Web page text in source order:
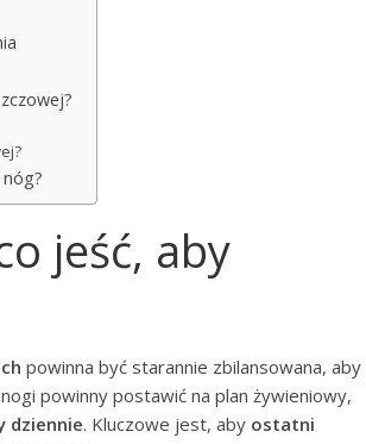
jeść, aby
powinna być starannie zbilansowana, aby
powinny postawić na plan żywieniowy,
dziennie. Kluczowe jest, aby ostatni